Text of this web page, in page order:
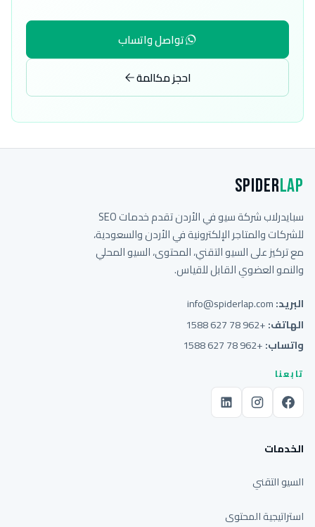
تواصل واتساب
احجز مكالمة
SpiderLap
سبايدرلاب شركة سيو في الأردن تقدم خدمات SEO
للشركات والمتاجر الإلكترونية في الأردن والسعودية،
مع تركيز على السيو التقني، المحتوى، السيو المحلي
والنمو العضوي القابل للقياس.
البريد:info@spiderlap.com
الهاتف:+962 78 627 1588
واتساب:+962 78 627 1588
تابعنا
الخدمات
السيو التقني
استراتيجية المحتوى